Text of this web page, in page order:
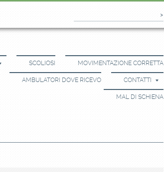
SCOLIOSI MOVIMENTAZIONE CORRETTA
AMBULATORI DOVE RICEVO CONTATTI
MAL DI SCHIENA